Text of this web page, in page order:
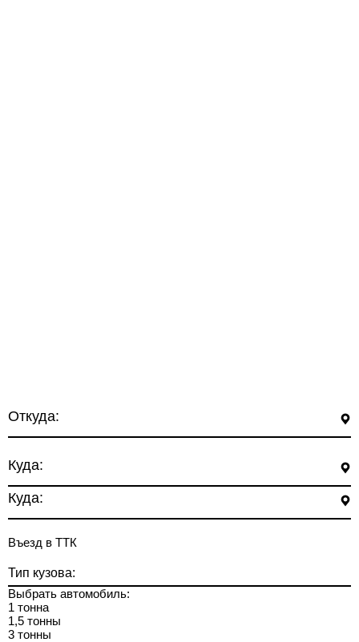
Откуда:
Куда:
Куда:
Въезд в ТТК
Тип кузова:
Выбрать автомобиль:
1 тонна
1,5 тонны
3 тонны